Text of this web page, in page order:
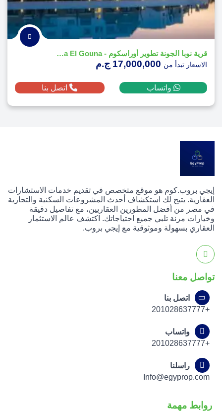
قرية نوبا الجونة تطوير أوراسكوم - Nuba El Gouna
الاسعار تبدأ من
واتساب اتصل بنا
إيجي بروب.كوم هو موقع متخصص في تقديم خدمات الاستشارات
العقارية. يتيح لك استكشاف أحدث المشروعات السكنية والتجارية
في مصر من أفضل المطورين العقاريين، مع تفاصيل دقيقة
وخيارات مرنة تلبي جميع احتياجاتك. اكتشف عالم الاستثمار
العقاري بسهولة وموثوقية مع إيجي بروب.
تواصل معنا
اتصل بنا
+201028637777
واتساب
+201028637777
راسلنا
Info@egyprop.com
روابط مهمة